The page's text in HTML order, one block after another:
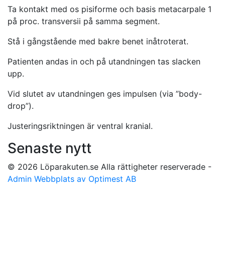
Ta kontakt med os pisiforme och basis metacarpale 1
på proc. transversii på samma segment.
Stå i gångstående med bakre benet inåtroterat.
Patienten andas in och på utandningen tas slacken
upp.
Vid slutet av utandningen ges impulsen (via ”body-
drop”).
Justeringsriktningen är ventral kranial.
Senaste nytt
© 2026 Löparakuten.se Alla rättigheter reserverade -
Admin Webbplats av Optimest AB